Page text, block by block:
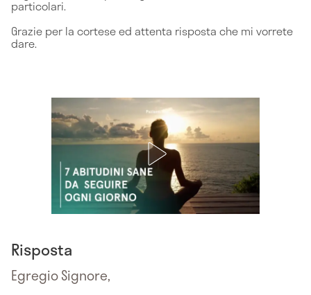
particolari.
Grazie per la cortese ed attenta risposta che mi vorrete
dare.
Risposta
Egregio Signore,